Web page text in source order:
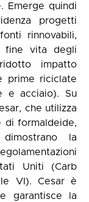
Emerge quindi
progetti
rinnovabili,
fine vita degli
impatto
prime riciclate
e acciaio). Su
che utilizza
di formaldeide,
la
Uniti (Carb
VI). Cesar è
garantisce la